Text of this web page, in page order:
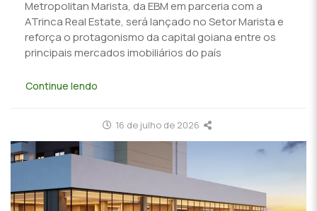
Metropolitan Marista, da EBM em parceria com a
ATrinca Real Estate, será lançado no Setor Marista e
reforça o protagonismo da capital goiana entre os
principais mercados imobiliários do país
Continue lendo
16 de julho de 2026